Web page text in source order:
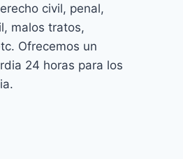
civil, penal,
malos tratos,
Ofrecemos un
24 horas para los